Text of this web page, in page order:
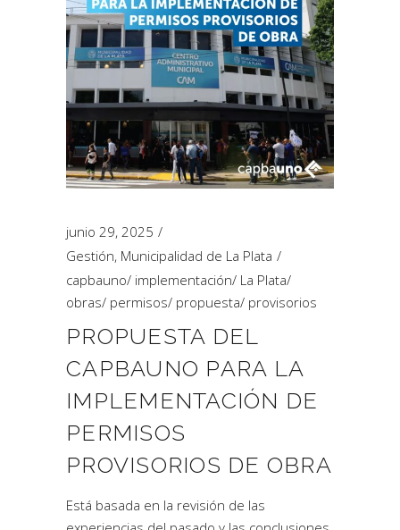
junio 29, 2025
Gestión, Municipalidad de La Plata
capbauno/ implementación/ La Plata/
obras/ permisos/ propuesta/ provisorios
PROPUESTA DEL
CAPBAUNO PARA LA
IMPLEMENTACIÓN DE
PERMISOS
PROVISORIOS DE OBRA
Está basada en la revisión de las